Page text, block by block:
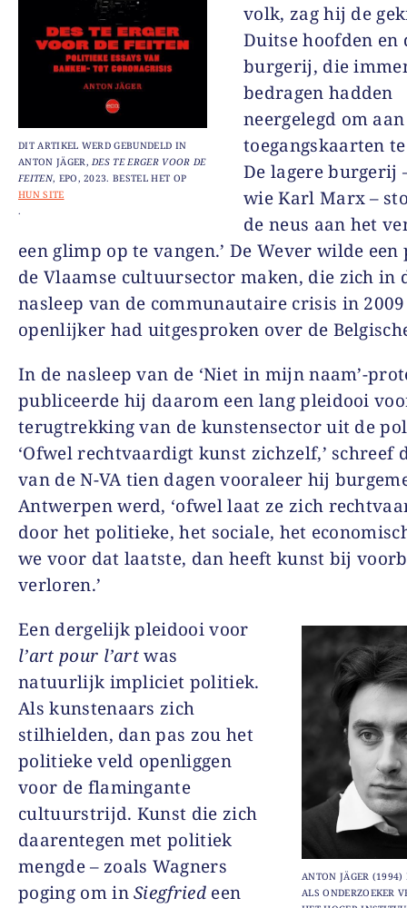
DIT ARTIKEL WERD GEBUNDELD IN
ANTON JÄGER,DES TE ERGER VOOR DE
FEITEN, EPO, 2023. BESTEL HET OP
HUN SITE
.
volk, zag hij de
Duitse hoofden en
burgerij, die
bedragen hadden
neergelegd om aan
toegangskaarten
De lagere burgerij
wie Karl Marx –
de neus aan het
een glimp op te vangen.’ De Wever wilde
de Vlaamse cultuursector maken, die zich in
nasleep van de communautaire crisis in
openlijker had uitgesproken over de
In de nasleep van de ‘Niet in mijn naam’-
publiceerde hij daarom een lang pleidooi
terugtrekking van de kunstensector uit de
‘Ofwel rechtvaardigt kunst zichzelf,’ schreef
van de N-VA tien dagen vooraleer hij
Antwerpen werd, ‘ofwel laat ze zich
door het politieke, het sociale, het
we voor dat laatste, dan heeft kunst bij
verloren.’
ANTON JÄGER (1994)
ALS ONDERZOEKER
Een dergelijk pleidooi voor
l’art pour l’artwas
natuurlijk impliciet politiek.
Als kunstenaars zich
stilhielden, dan pas zou het
politieke veld openliggen
voor de flamingante
cultuurstrijd. Kunst die zich
daarentegen met politiek
mengde – zoals Wagners
poging om inSiegfried een